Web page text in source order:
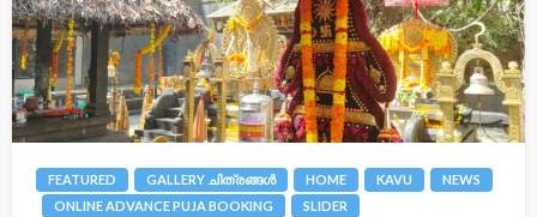
FEATURED GALLERY ചിത്രങ്ങള്‍ HOME KAVU
NEWS
ONLINE ADVANCE PUJA BOOKING
SLIDER